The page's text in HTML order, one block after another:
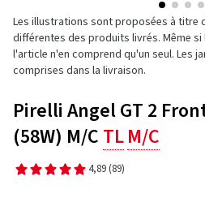
Les illustrations sont proposées à titre
différentes des produits livrés. Même
l'article n'en comprend qu'un seul. Les
comprises dans la livraison.
Pirelli Angel GT 2
(58W) M/C TLM/C
4,89 (89)